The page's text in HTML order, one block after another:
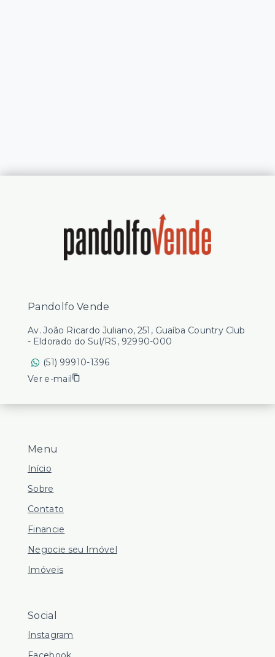
Menu
Início
Sobre
Contato
Financie
Negocie seu Imóvel
Imóveis
Social
Instagram
Pandolfo Vende
Av. João Ricardo Juliano, 251, Guaíba Country Club
- Eldorado do Sul/RS, 92990-000
(51) 99910-1396
Ver e-mail